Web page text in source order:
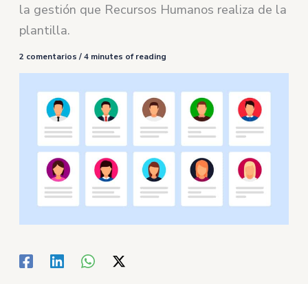
la gestión que Recursos Humanos realiza de la
plantilla.
2 comentarios /4 minutes of reading